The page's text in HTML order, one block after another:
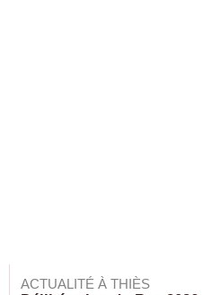
ACTUALITÉ À THIÈS